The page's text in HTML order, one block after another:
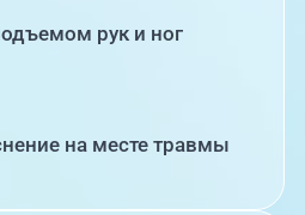
рук и ног
на месте травмы